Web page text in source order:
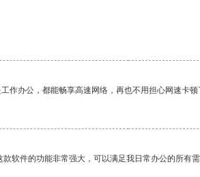
作办公，都能畅享高速网络，再也不用担心网速卡顿
软件的功能非常强大，可以满足我日常办公的所有